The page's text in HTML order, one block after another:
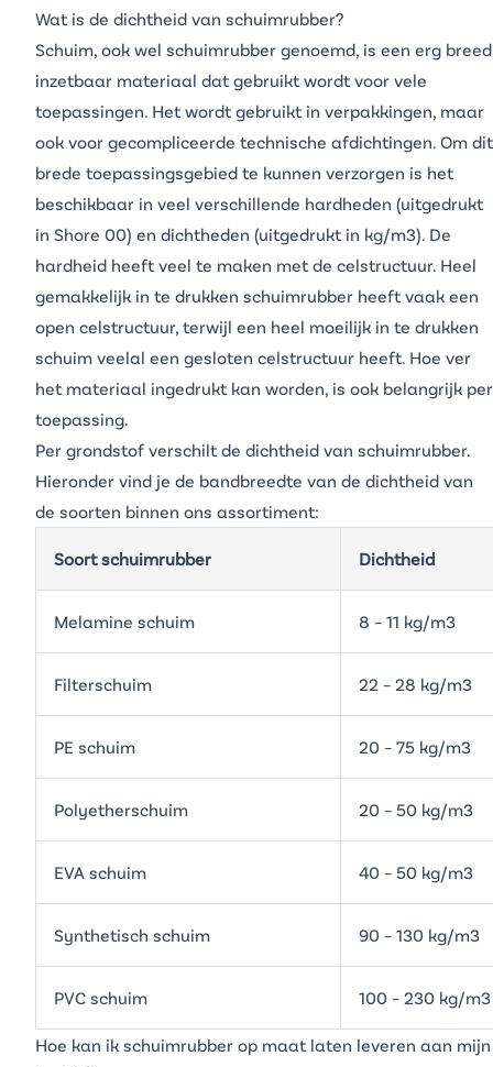
Wat is de dichtheid van schuimrubber?
Schuim, ook wel schuimrubber genoemd, is een erg breed
inzetbaar materiaal dat gebruikt wordt voor vele
toepassingen. Het wordt gebruikt in verpakkingen, maar
ook voor gecompliceerde technische afdichtingen. Om dit
brede toepassingsgebied te kunnen verzorgen is het
beschikbaar in veel verschillende hardheden (uitgedrukt
in Shore 00) en dichtheden (uitgedrukt in kg/m3). De
hardheid heeft veel te maken met de celstructuur. Heel
gemakkelijk in te drukken schuimrubber heeft vaak een
open celstructuur, terwijl een heel moeilijk in te drukken
schuim veelal een gesloten celstructuur heeft. Hoe ver
het materiaal ingedrukt kan worden, is ook belangrijk per
toepassing.
Per grondstof verschilt de dichtheid van schuimrubber.
Hieronder vind je de bandbreedte van de dichtheid van
de soorten binnen ons assortiment:
Soort schuimrubber Dichtheid
Melamine schuim 8 – 11 kg/m3
Filterschuim 22 – 28 kg/m3
PE schuim 20 – 75 kg/m3
Polyetherschuim 20 – 50 kg/m3
EVA schuim 40 – 50 kg/m3
Synthetisch schuim 90 – 130 kg/m3
PVC schuim 100 – 230 kg/m3
Hoe kan ik schuimrubber op maat laten leveren aan mijn